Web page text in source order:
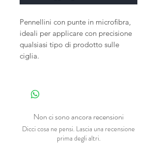
Pennellini con punte in microfibra,
ideali per applicare con precisione
qualsiasi tipo di prodotto sulle
ciglia.
Non ci sono ancora recensioni
Dicci cosa ne pensi. Lascia una recensione
prima degli altri.